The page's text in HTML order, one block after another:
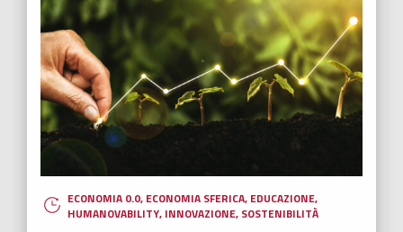
ECONOMIA 0.0, ECONOMIA SFERICA, EDUCAZIONE,
HUMANOVABILITY, INNOVAZIONE, SOSTENIBILITÀ